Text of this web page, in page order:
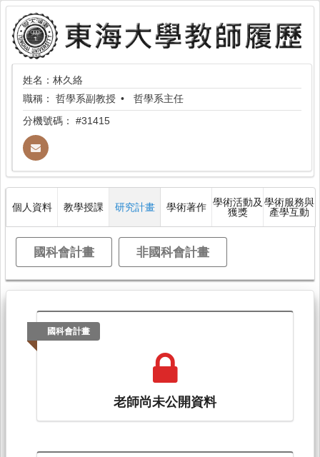
姓名：林久絡
職稱： 哲學系副教授
哲學系主任
分機號碼： #31415
個人資料 教學授課 研究計畫 學術著作 學術活動及
獲獎
學術服務與
產學互動
國科會計畫 非國科會計畫
國科會計畫
老師尚未公開資料